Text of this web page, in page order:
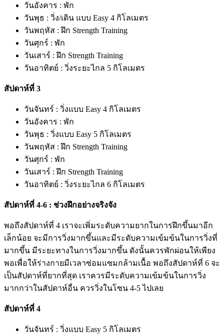
วันอังคาร : พัก
วันพุธ : วิ่ง/เดิน แบบ Easy 4 กิโลเมตร
วันพฤหัส : ฝึก Strength Training
วันศุกร์ : พัก
วันเสาร์ : ฝึก Strength Training
วันอาทิตย์ : วิ่งระยะไกล 5 กิโลเมตร
สัปดาห์ที่ 3
วันจันทร์ : วิ่งแบบ Easy 4 กิโลเมตร
วันอังคาร : พัก
วันพุธ : วิ่งแบบ Easy 5 กิโลเมตร
วันพฤหัส : ฝึก Strength Training
วันศุกร์ : พัก
วันเสาร์ : ฝึก Strength Training
วันอาทิตย์ : วิ่งระยะไกล 6 กิโลเมตร
สัปดาห์ที่ 4-6 : ช่วงฝึกอย่างจริงจัง
พอถึงสัปดาห์ที่ 4 เราจะเพิ่มระดับความยากในการฝึกขึ้นมาอีก
เล็กน้อย จะมีการวิ่งมากขึ้นและมีระดับความเข้มข้นในการวิ่งที่
มากขึ้น มีระยะทางในการวิ่งมากขึ้น ดังนั้นควรพักผ่อนให้เพียง
พอเพื่อให้ร่างกายมีเวลาซ่อมแซมกล้ามเนื้อ พอถึงสัปดาห์ที่ 6 จะ
เป็นสัปดาห์ที่ยากที่สุด เราควรมีระดับความเข้มข้นในการวิ่ง
มากกว่าในสัปดาห์อื่น ควรวิ่งในโซน 4-5 ไปเลย
สัปดาห์ที่ 4
วันจันทร์ : วิ่งแบบ Easy 5 กิโลเมตร